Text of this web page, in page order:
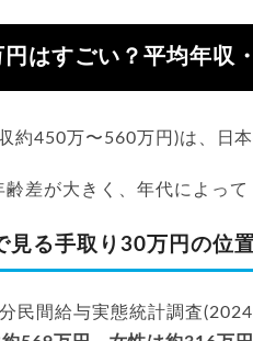
はすごい？平均年収
約450万〜560万円)は、日
差が大きく、年代によっ
見る手取り30万円の位
民間給与実態統計調査